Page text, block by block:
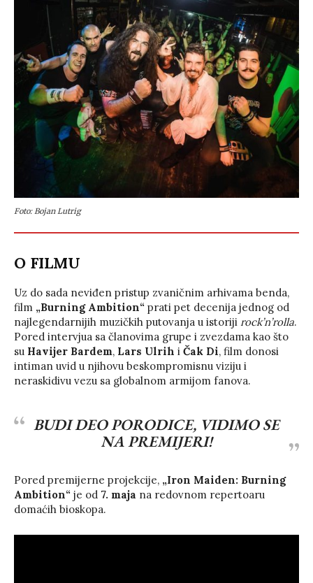
Foto: Bojan Lutrig
O FILMU
Uz do sada neviđen pristup zvaničnim arhivama benda,
film „Burning Ambition“ prati pet decenija jednog od
najlegendarnijih muzičkih putovanja u istoriji rock’n’rolla.
Pored intervjua sa članovima grupe i zvezdama kao što
su Havijer Bardem, Lars Ulrih i Čak Di, film donosi
intiman uvid u njihovu beskompromisnu viziju i
neraskidivu vezu sa globalnom armijom fanova.
BUDI DEO PORODICE, VIDIMO SE
NA PREMIJERI!
Pored premijerne projekcije, „Iron Maiden: Burning
Ambition“ je od 7. maja na redovnom repertoaru
domaćih bioskopa.